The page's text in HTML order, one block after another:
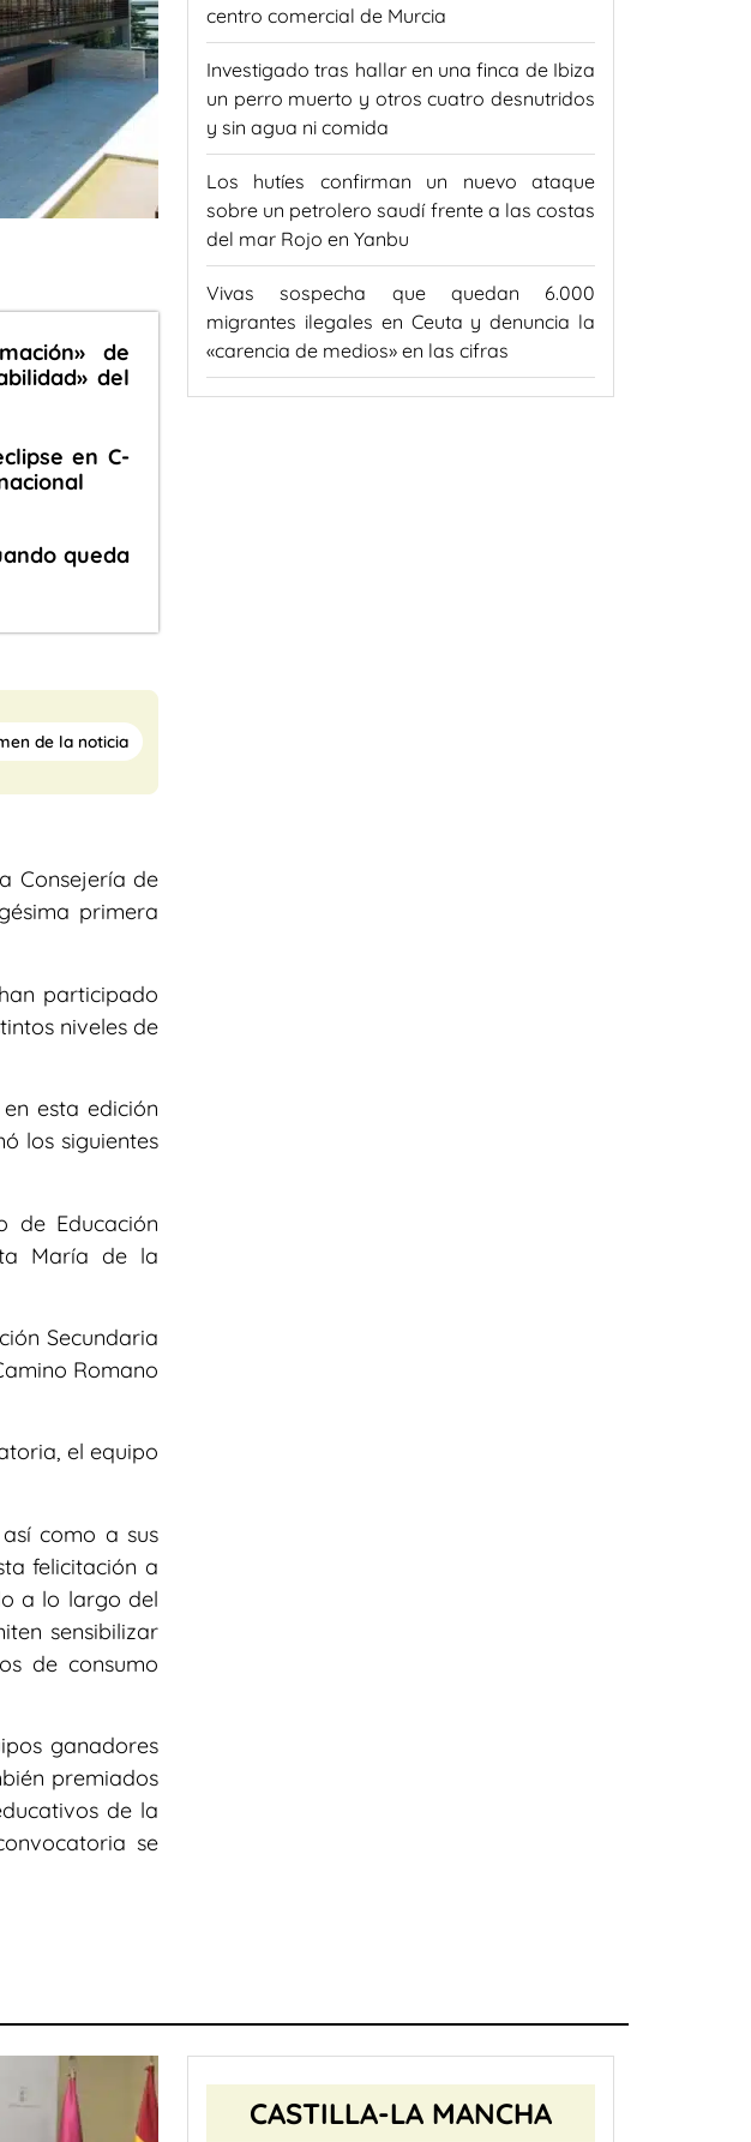
de
del
en C-
queda
de la noticia
Consejería de
primera
participado
niveles de
esta edición
los siguientes
de Educación
María de la
Secundaria
Romano
el equipo
como a sus
felicitación a
a lo largo del
sensibilizar
de consumo
ganadores
premiados
de la
se
centro comercial de Murcia
Investigado tras hallar en una finca de Ibiza
un perro muerto y otros cuatro desnutridos
y sin agua ni comida
Los hutíes confirman un nuevo ataque
sobre un petrolero saudí frente a las costas
del mar Rojo en Yanbu
Vivas sospecha que quedan 6.000
migrantes ilegales en Ceuta y denuncia la
«carencia de medios» en las cifras
CASTILLA-LA MANCHA